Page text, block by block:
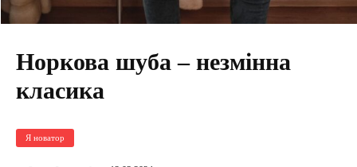
Норкова шуба – незмінна
класика
Я новатор